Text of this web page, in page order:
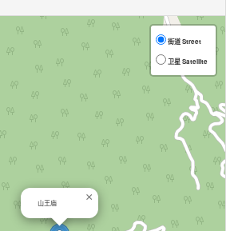
山王庙 ×
街道 Street
卫星 Satellite